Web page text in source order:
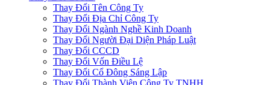
Thay Đổi Tên Công Ty
Thay Đổi Địa Chỉ Công Ty
Thay Đổi Ngành Nghề Kinh Doanh
Thay Đổi Người Đại Diện Pháp Luật
Thay Đổi CCCD
Thay Đổi Vốn Điều Lệ
Thay Đổi Cổ Đông Sáng Lập
Thay Đổi Thành Viên Công Ty TNHH